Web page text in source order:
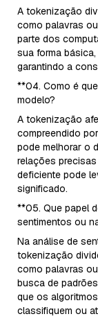
A tokenização
como palavras
parte dos
sua forma
garantindo a
**04. Como é
modelo?
A tokenização
compreendido
pode melhorar o
relações
deficiente pode
significado.
**05. Que papel
sentimentos ou
Na análise de
tokenização
como palavras
busca de
que os
classifiquem ou